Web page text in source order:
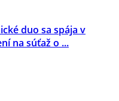
duo sa spája v
na súťaž o ...